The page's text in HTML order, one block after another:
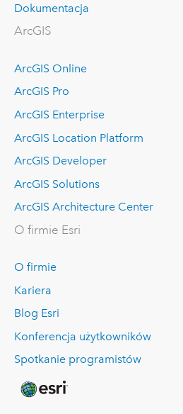
Dokumentacja
ArcGIS
ArcGIS Online
ArcGIS Pro
ArcGIS Enterprise
ArcGIS Location Platform
ArcGIS Developer
ArcGIS Solutions
ArcGIS Architecture Center
O firmie Esri
O firmie
Kariera
Blog Esri
Konferencja użytkowników
Spotkanie programistów